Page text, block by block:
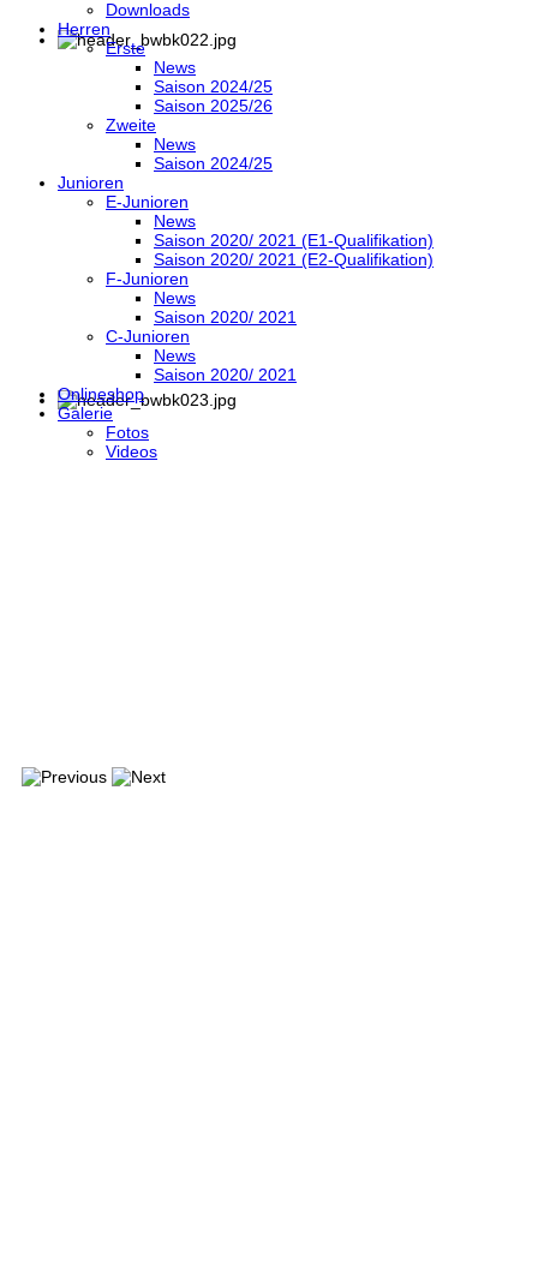
Downloads
Herren
Erste
News
Saison 2024/25
Saison 2025/26
Zweite
News
Saison 2024/25
Junioren
E-Junioren
News
Saison 2020/ 2021 (E1-Qualifikation)
Saison 2020/ 2021 (E2-Qualifikation)
F-Junioren
News
Saison 2020/ 2021
C-Junioren
News
Saison 2020/ 2021
Onlineshop
Galerie
Fotos
Videos